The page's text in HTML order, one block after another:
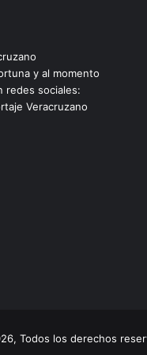
y al momento
redes sociales:
Veracruzano
Todos los derechos